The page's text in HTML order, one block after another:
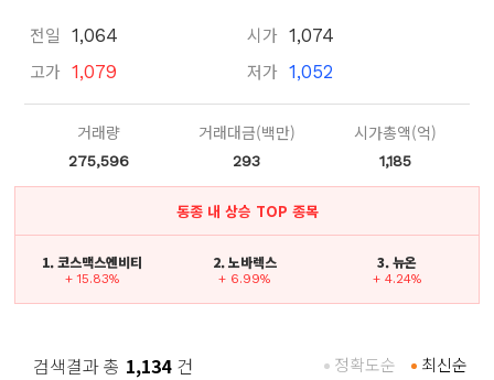
전일 1,064
고가 1,079
시가 1,074
저가 1,052
거래량
275,596
거래대금(백만)
293
시가총액(억)
1,185
동종 내 상승 TOP 종목
1. 코스맥스엔비티
+ 15.83%
2. 노바렉스
+ 6.99%
3. 뉴온
+ 4.24%
검색결과 총 1,134 건 최신순
정확도순